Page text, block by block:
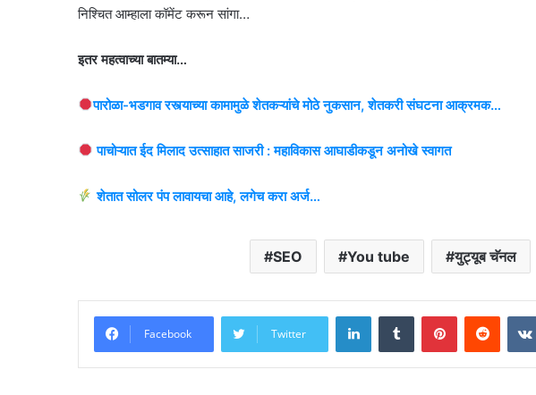
निश्चित आम्हाला कॉमेंट करून सांगा…
इतर महत्वाच्या बातम्या…
पारोळा-भडगाव रस्त्याच्या कामामुळे शेतकऱ्यांचे मोठे नुकसान, शेतकरी संघटना आक्रमक…
पाचोऱ्यात ईद मिलाद उत्साहात साजरी : महाविकास आघाडीकडून अनोखे स्वागत
शेतात सोलर पंप लावायचा आहे, लगेच करा अर्ज…
SEO You tube युट्यूब चॅनल
Facebook Twitter
LinkedInTumblr PinterestReddit